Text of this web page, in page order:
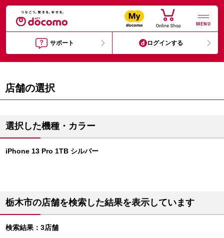
MENU
サポート ログインする
店舗の選択
選択した機種・カラー
iPhone 13 Pro 1TB シルバー
栃木市の店舗を検索した結果を表示しています
検索結果：3店舗